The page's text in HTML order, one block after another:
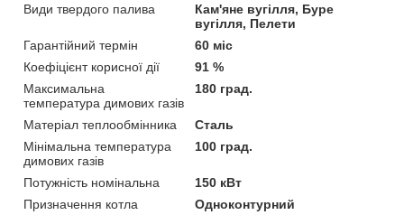
Види твердого палива
Кам'яне вугілля, Буре
вугілля, Пелети
Гарантійний термін
60 міс
Коефіцієнт корисної дії
91 %
Максимальна
температура димових газів
180 град.
Матеріал теплообмінника
Сталь
Мінімальна температура
димових газів
100 град.
Потужність номінальна
150 кВт
Призначення котла
Одноконтурний